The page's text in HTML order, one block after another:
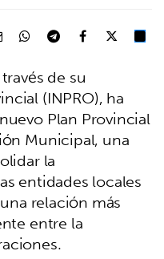
de su
(INPRO), ha
Plan Provincial
Municipal, una
la
entidades locales
relación más
entre la